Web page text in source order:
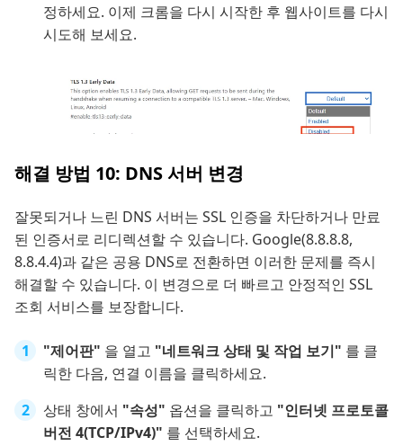
정하세요. 이제 크롬을 다시 시작한 후 웹사이트를 다시
시도해 보세요.
해결 방법 10: DNS 서버 변경
잘못되거나 느린 DNS 서버는 SSL 인증을 차단하거나 만료
된 인증서로 리디렉션할 수 있습니다. Google(8.8.8.8,
8.8.4.4)과 같은 공용 DNS로 전환하면 이러한 문제를 즉시
해결할 수 있습니다. 이 변경으로 더 빠르고 안정적인 SSL
조회 서비스를 보장합니다.
"제어판" 을 열고 "네트워크 상태 및 작업 보기" 를 클
릭한 다음, 연결 이름을 클릭하세요.
상태 창에서 "속성" 옵션을 클릭하고 "인터넷 프로토콜
버전 4(TCP/IPv4)" 를 선택하세요.